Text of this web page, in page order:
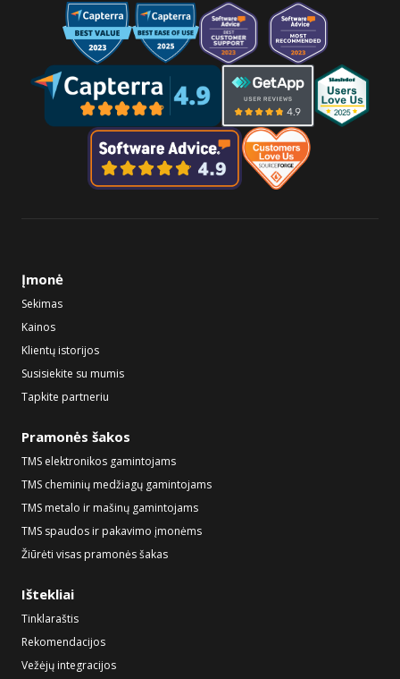
Įmonė
Sekimas
Kainos
Klientų istorijos
Susisiekite su mumis
Tapkite partneriu
Pramonės šakos
TMS elektronikos gamintojams
TMS cheminių medžiagų gamintojams
TMS metalo ir mašinų gamintojams
TMS spaudos ir pakavimo įmonėms
Žiūrėti visas pramonės šakas
Ištekliai
Tinklaraštis
Rekomendacijos
Vežėjų integracijos